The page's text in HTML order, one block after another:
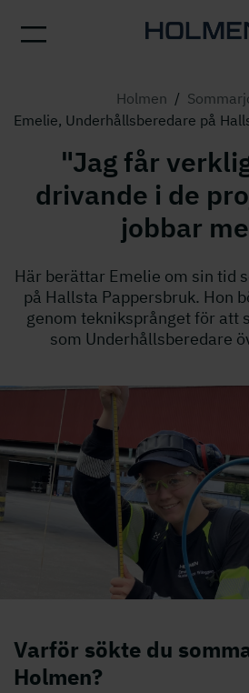
Holmen /
Emelie, Underhållsberedare på
"Jag får
drivande i de
jobbar
Här berättar Emelie om sin tid
på Hallsta Pappersbruk. Hon
genom tekniksprånget för att
som Underhållsberedare
Varför sökte du
Holmen?